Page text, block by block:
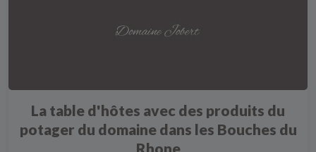
La table d'hôtes avec des produits du
potager du domaine dans les Bouches du
Rhone